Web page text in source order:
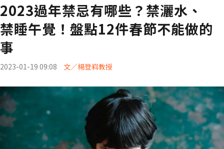
2023過年禁忌有哪些？禁灑水、
禁睡午覺！盤點12件春節不能做的
事
2023-01-19 09:08 文／楊登嵙教授